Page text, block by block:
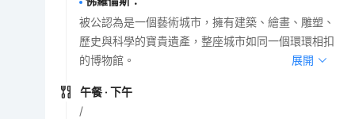
被公認為是一個藝術城市，擁有建築、繪畫、雕塑、
歷史與科學的寶貴遺產，整座城市如同一個環環相扣
的博物館。
展開
午餐 · 下午
/